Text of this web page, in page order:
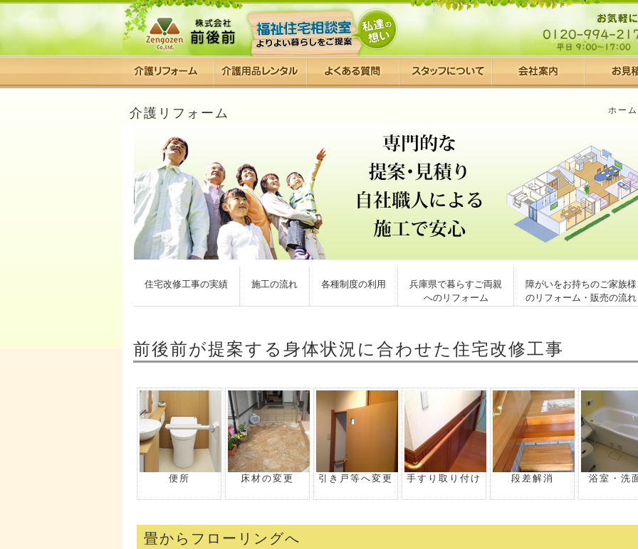
介護リフォーム ホーム
住宅改修工事の実績 施工の流れ 各種制度の利用
兵庫県で暮らすご両親
へのリフォーム
障がいをお持ちのご家族様
のリフォーム・販売の流れ
前後前が提案する身体状況に合わせた住宅改修工事
便所 床材の変更 引き戸等へ変更 手すり取り付け 段差解消 浴室・洗
畳からフローリングへ